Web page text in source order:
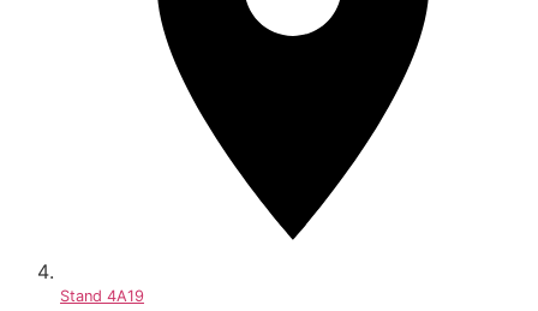
Stand 4A19